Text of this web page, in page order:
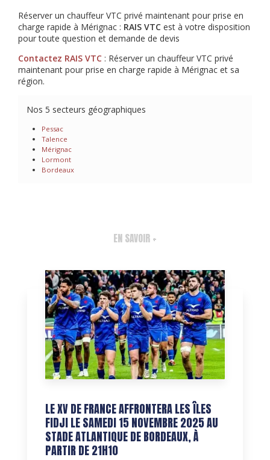
Réserver un chauffeur VTC privé maintenant pour prise en
charge rapide à Mérignac : RAIS VTC est à votre disposition
pour toute question et demande de devis
Contactez RAIS VTC : Réserver un chauffeur VTC privé
maintenant pour prise en charge rapide à Mérignac et sa
région.
Nos 5 secteurs géographiques
Pessac
Talence
Mérignac
Lormont
Bordeaux
EN SAVOIR +
LE XV DE FRANCE AFFRONTERA LES ÎLES
FIDJI LE SAMEDI 15 NOVEMBRE 2025 AU
STADE ATLANTIQUE DE BORDEAUX, À
PARTIR DE 21H10